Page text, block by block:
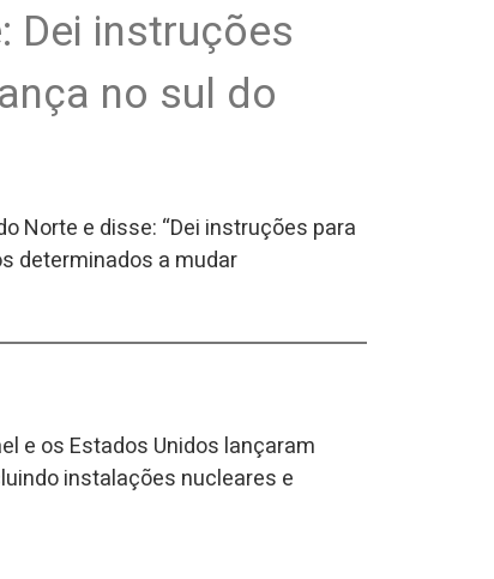
Dei instruções
no sul do
Norte e disse: “Dei instruções para
determinados a mudar
e os Estados Unidos lançaram
instalações nucleares e